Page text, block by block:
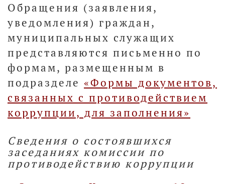
Обращения (заявления,
уведомления) граждан,
муниципальных служащих
представляются письменно по
формам, размещенным в
подразделе «Формы документов,
связанных с противодействием
коррупции, для заполнения»
Сведения о состоявшихся
заседаниях комиссии по
противодействию коррупции